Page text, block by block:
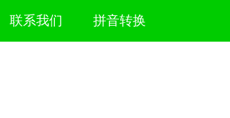
联系我们 拼音转换